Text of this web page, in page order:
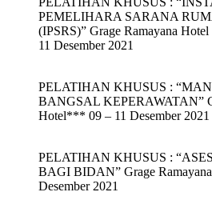
PEMELIHARA SARANA
(IPSRS)” Grage Ramayana
11 Desember 2021
PELATIHAN KHUSUS :
BANGSAL KEPERAWATAN”
Hotel*** 09 – 11 Desember 2021
PELATIHAN KHUSUS :
BAGI BIDAN” Grage
Desember 2021